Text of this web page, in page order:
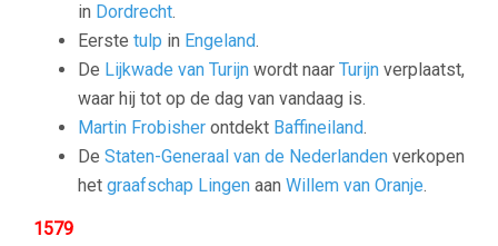
in Dordrecht.
Eerste tulp in Engeland.
De Lijkwade van Turijn wordt naar Turijn verplaatst,
waar hij tot op de dag van vandaag is.
Martin Frobisher ontdekt Baffineiland.
De Staten-Generaal van de Nederlanden verkopen
het graafschap Lingen aan Willem van Oranje.
1579